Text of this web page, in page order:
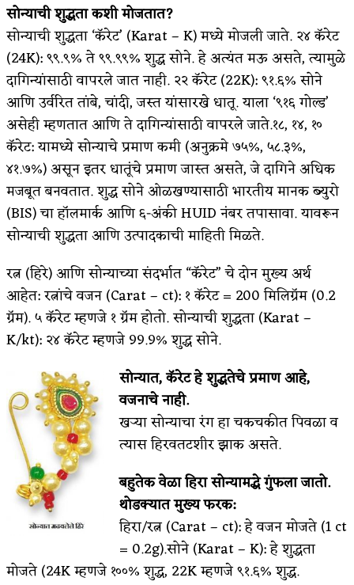
सोन्याची शुद्धता कशी मोजतात?
सोन्याची शुद्धता ‘कॅरेट’ (Karat – K) मध्ये मोजली जाते. २४ कॅरेट
(24K): ९९.९% ते ९९.९९% शुद्ध सोने. हे अत्यंत मऊ असते, त्यामुळे
दागिन्यांसाठी वापरले जात नाही. २२ कॅरेट (22K): ९१.६% सोने
आणि उर्वरित तांबे, चांदी, जस्त यांसारखे धातू. याला ‘९१६ गोल्ड’
असेही म्हणतात आणि ते दागिन्यांसाठी वापरले जाते.१८, १४, १०
कॅरेट: यामध्ये सोन्याचे प्रमाण कमी (अनुक्रमे ७५%, ५८.३%,
४१.७%) असून इतर धातूंचे प्रमाण जास्त असते, जे दागिने अधिक
मजबूत बनवतात. शुद्ध सोने ओळखण्यासाठी भारतीय मानक ब्युरो
(BIS) चा हॉलमार्क आणि ६-अंकी HUID नंबर तपासावा. यावरून
सोन्याची शुद्धता आणि उत्पादकाची माहिती मिळते.
रत्न (हिरे) आणि सोन्याच्या संदर्भात “कॅरेट” चे दोन मुख्य अर्थ
आहेत: रत्नांचे वजन (Carat – ct): १ कॅरेट = 200 मिलिग्रॅम (0.2
ग्रॅम). ५ कॅरेट म्हणजे १ ग्रॅम होतो. सोन्याची शुद्धता (Karat –
K/kt): २४ कॅरेट म्हणजे 99.9% शुद्ध सोने.
सोन्यात, कॅरेट हे शुद्धतेचे प्रमाण आहे,
वजनाचे नाही.
खऱ्या सोन्याचा रंग हा चकचकीत पिवळा व
त्यास हिरवतटशीर झाक असते.
बहुतेक वेळा हिरा सोन्यामद्धे गुंफला जातो.
थोडक्यात मुख्य फरक:
हिरा/रत्न (Carat – ct): हे वजन मोजते (1 ct
= 0.2g).सोने (Karat – K): हे शुद्धता
मोजते (24K म्हणजे १००% शुद्ध, 22K म्हणजे ९१.६% शुद्ध.